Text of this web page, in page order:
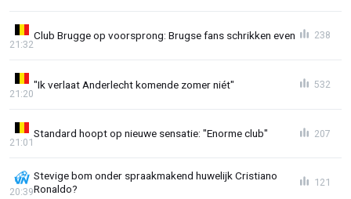
Club Brugge op voorsprong: Brugse fans schrikken even
21:32
238
"Ik verlaat Anderlecht komende zomer niét"
21:20
532
Standard hoopt op nieuwe sensatie: "Enorme club"
21:01
207
Stevige bom onder spraakmakend huwelijk Cristiano
Ronaldo?
20:39
121